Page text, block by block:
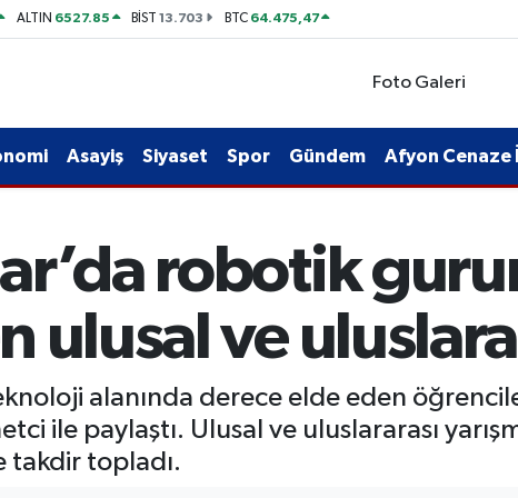
ALTIN 6527.85 BİST13.703 BTC 64.475,47
Foto Galeri
Asayiş Siyaset Spor Gündem Afyon Cenaze
robotik
ve
alanında derece elde eden
ile paylaştı. Ulusal ve uluslararası
takdir topladı.